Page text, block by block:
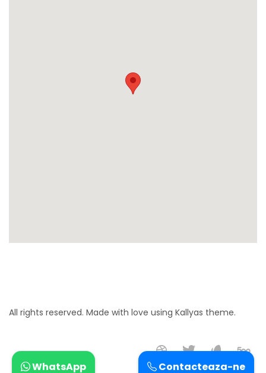
All rights reserved. Made with love using Kallyas theme.
Contacteaza-ne
WhatsApp